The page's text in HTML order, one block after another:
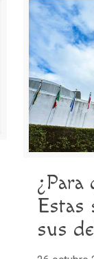
¿Para
Estas
sus